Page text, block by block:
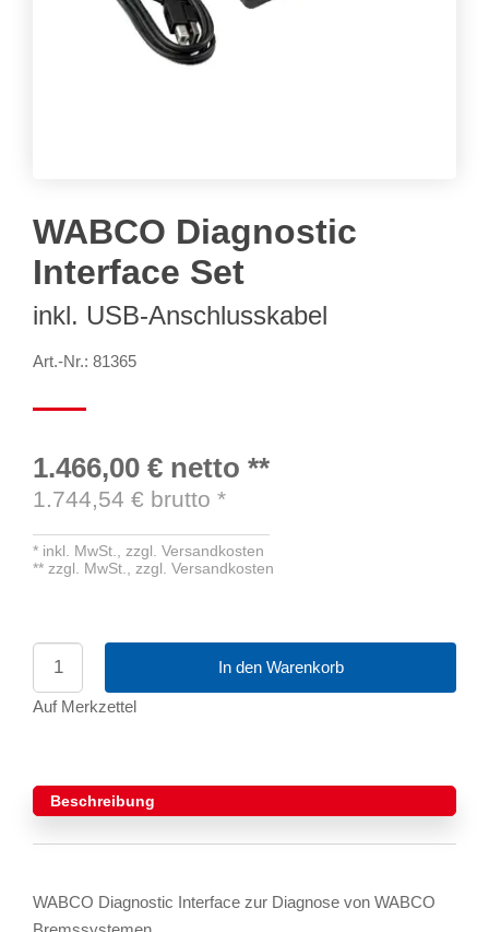
WABCO Diagnostic
Interface Set
inkl. USB-Anschlusskabel
Art.-Nr.: 81365
1.466,00 € netto **
1.744,54 € brutto *
* inkl. MwSt., zzgl. Versandkosten
** zzgl. MwSt., zzgl. Versandkosten
In den Warenkorb
Auf Merkzettel
Beschreibung
WABCO Diagnostic Interface zur Diagnose von WABCO